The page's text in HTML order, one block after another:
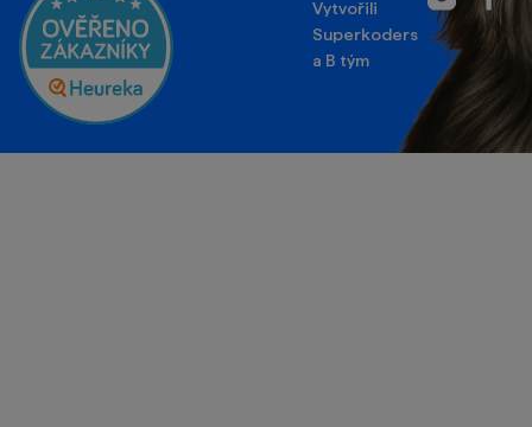
Vytvořili
Superkoders
a B tým